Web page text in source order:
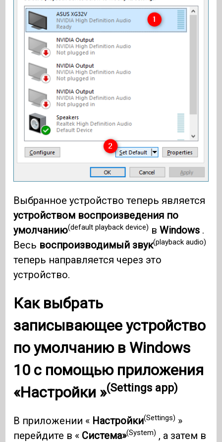
Выбранное устройство теперь является
устройством воспроизведения по
умолчанию(default playback device) вWindows .
Весь воспроизводимый звук(playback audio)
теперь направляется через это
устройство.
Как выбрать
записывающее устройство
по умолчанию вWindows
10 с помощью приложения
«Настройки »(Settings app)
В приложении « Настройки(Settings) »
перейдите в « Система»(System) , а затем в